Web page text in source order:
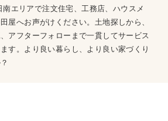
エリアで注文住宅、工務店、ハウスメ
屋へお声がけください。土地探しから、
アフターフォローまで一貫してサービス
す。より良い暮らし、より良い家づくり